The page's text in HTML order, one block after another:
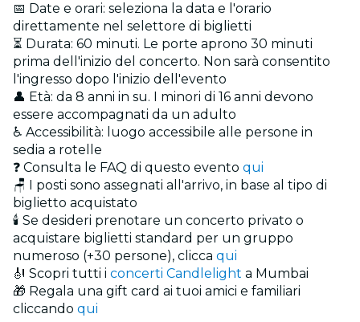
📅 Date e orari: seleziona la data e l'orario
direttamente nel selettore di biglietti
⏳ Durata: 60 minuti. Le porte aprono 30 minuti
prima dell'inizio del concerto. Non sarà consentito
l'ingresso dopo l'inizio dell'evento
👤 Età: da 8 anni in su. I minori di 16 anni devono
essere accompagnati da un adulto
♿ Accessibilità: luogo accessibile alle persone in
sedia a rotelle
❓ Consulta le FAQ di questo evento qui
🪑 I posti sono assegnati all'arrivo, in base al tipo di
biglietto acquistato
🕯️ Se desideri prenotare un concerto privato o
acquistare biglietti standard per un gruppo
numeroso (+30 persone), clicca qui
🎻 Scopri tutti i concerti Candlelight a Mumbai
🎁 Regala una gift card ai tuoi amici e familiari
cliccando qui